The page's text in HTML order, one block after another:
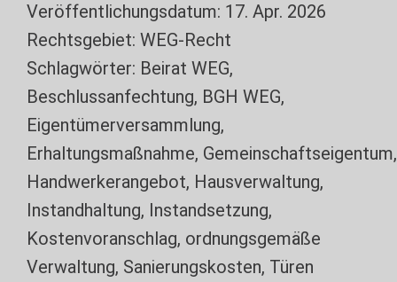
Veröffentlichungsdatum: 17. Apr. 2026
Rechtsgebiet: WEG-Recht
Schlagwörter: Beirat WEG,
Beschlussanfechtung, BGH WEG,
Eigentümerversammlung,
Erhaltungsmaßnahme, Gemeinschaftseigentum,
Handwerkerangebot, Hausverwaltung,
Instandhaltung, Instandsetzung,
Kostenvoranschlag, ordnungsgemäße
Verwaltung, Sanierungskosten, Türen